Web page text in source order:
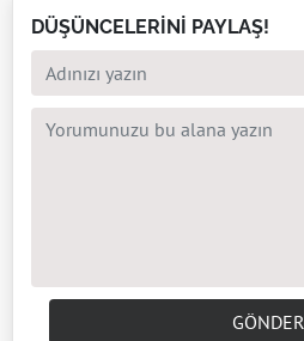
DÜŞÜNCELERİNİ PAYLAŞ!
GÖNDER